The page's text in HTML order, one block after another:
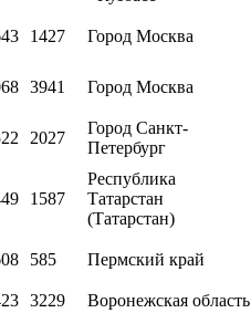
1427 Город Москва
3941 Город Москва
2027
Город Санкт-
Петербург
1587
Республика
Татарстан
(Татарстан)
585 Пермский край
3229 Воронежская область